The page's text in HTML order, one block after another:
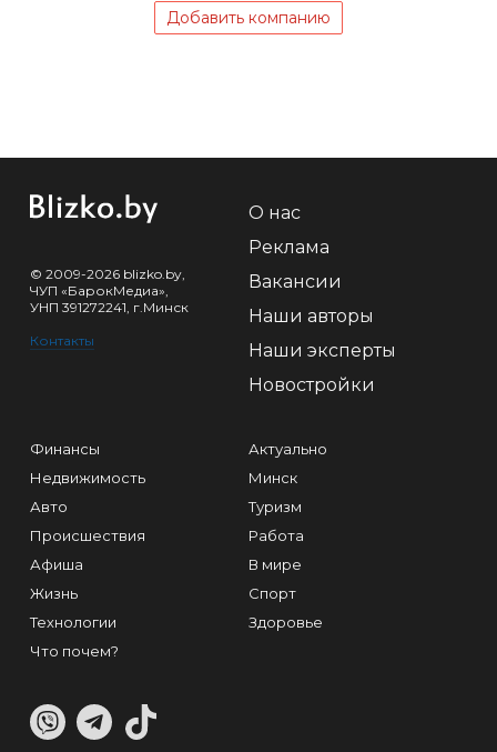
Добавить компанию
© 2009-2026 blizko.by,
ЧУП «БарокМедиа»,
УНП 391272241, г.Минск
Контакты
О нас
Реклама
Вакансии
Наши авторы
Наши эксперты
Новостройки
Финансы
Недвижимость
Авто
Происшествия
Афиша
Жизнь
Технологии
Что почем?
Актуально
Минск
Туризм
Работа
В мире
Спорт
Здоровье